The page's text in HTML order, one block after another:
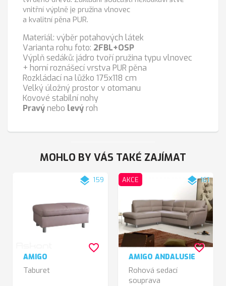
vnitřní výplně je pružina vlnovec
a kvalitní pěna PUR.
Materiál: výběr potahových látek
Varianta rohu foto: 2FBL+OSP
Výplň sedáků: jádro tvoří pružina typu vlnovec
+ horní roznášecí vrstva PUR pěna
Rozkládací na lůžko 175x118 cm
Velký úložný prostor v otomanu
Kovové stabilní nohy
Pravýnebo levýroh
MOHLO BY VÁS TAKÉ ZAJÍMAT
layers 159
AMIGO
Taburet
favorite_border
AKCE layers161
AMIGO ANDALUSIE
Rohová sedací
souprava
favorite_border